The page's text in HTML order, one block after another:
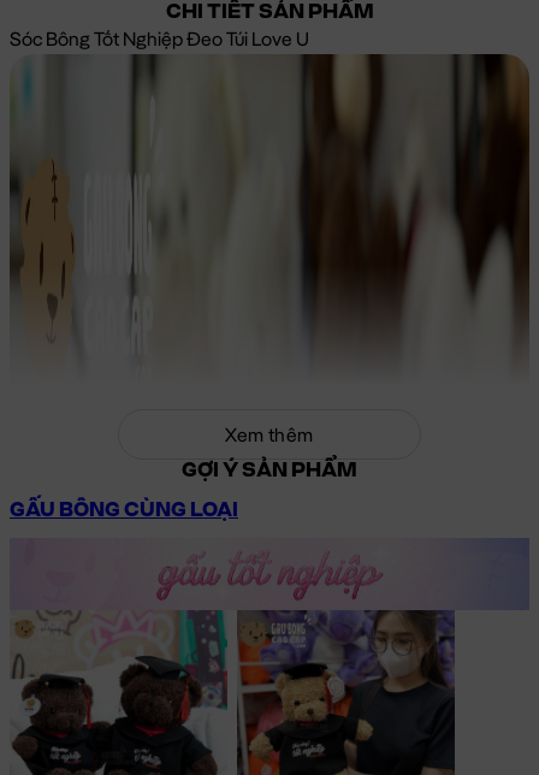
CHI TIẾT SẢN PHẨM
Sóc Bông Tốt Nghiệp Đeo Túi Love U
Xem thêm
GỢI Ý SẢN PHẨM
GẤU BÔNG CÙNG LOẠI